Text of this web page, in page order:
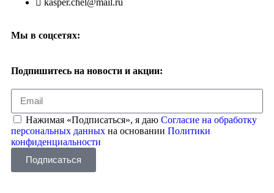
Мы в соцсетях:
Подпишитесь на новости и акции:
Нажимая «Подписаться», я даю Согласие на обработку
персональных данных на основании Политики
конфиденциальности
Подписаться